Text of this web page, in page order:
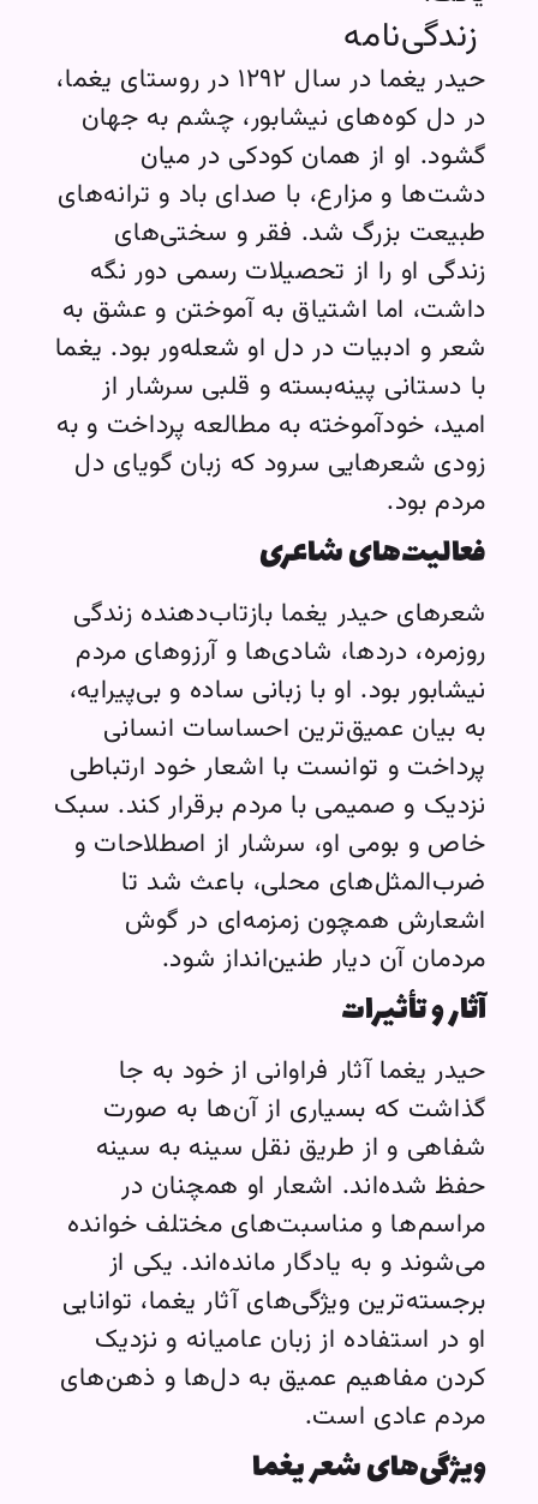
زندگی‌نامه
حیدر یغما در سال ۱۲۹۲ در روستای یغما،
در دل کوه‌های نیشابور، چشم به جهان
گشود. او از همان کودکی در میان
دشت‌ها و مزارع، با صدای باد و ترانه‌های
طبیعت بزرگ شد. فقر و سختی‌های
زندگی او را از تحصیلات رسمی دور نگه
داشت، اما اشتیاق به آموختن و عشق به
شعر و ادبیات در دل او شعله‌ور بود. یغما
با دستانی پینه‌بسته و قلبی سرشار از
امید، خودآموخته به مطالعه پرداخت و به
زودی شعرهایی سرود که زبان گویای دل
مردم بود.
فعالیت‌های شاعری
شعرهای حیدر یغما بازتاب‌دهنده زندگی
روزمره، دردها، شادی‌ها و آرزوهای مردم
نیشابور بود. او با زبانی ساده و بی‌پیرایه،
به بیان عمیق‌ترین احساسات انسانی
پرداخت و توانست با اشعار خود ارتباطی
نزدیک و صمیمی با مردم برقرار کند. سبک
خاص و بومی او، سرشار از اصطلاحات و
ضرب‌المثل‌های محلی، باعث شد تا
اشعارش همچون زمزمه‌ای در گوش
مردمان آن دیار طنین‌انداز شود.
آثار و تأثیرات
حیدر یغما آثار فراوانی از خود به جا
گذاشت که بسیاری از آن‌ها به صورت
شفاهی و از طریق نقل سینه به سینه
حفظ شده‌اند. اشعار او همچنان در
مراسم‌ها و مناسبت‌های مختلف خوانده
می‌شوند و به یادگار مانده‌اند. یکی از
برجسته‌ترین ویژگی‌های آثار یغما، توانایی
او در استفاده از زبان عامیانه و نزدیک
کردن مفاهیم عمیق به دل‌ها و ذهن‌های
مردم عادی است.
ویژگی‌های شعر یغما